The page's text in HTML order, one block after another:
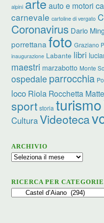
alpini
auto e motori
carnevale cartoline di vergato
Coronavirus Dario
porrettana foto Graziano
inaugurazione Labante libri
maestri marzabotto Monte
ospedale parrocchia
loco Riola Rocchetta
sport storia turismo
CulturaVideoteca
ARCHIVIO
Archivio
RICERCA PER CATEGORIE
Ricerca